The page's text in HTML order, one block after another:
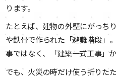
ります。
たとえば、建物の外壁にがっち
や鉄骨で作られた「避難階段」
事ではなく、「建築一式工事」
でも、火災の時だけ使う折りた